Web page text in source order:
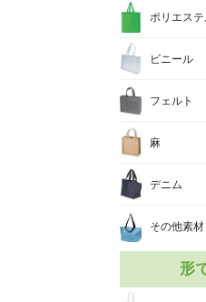
ポリエス
ビニール
フェルト
麻
デニム
その他素材
形